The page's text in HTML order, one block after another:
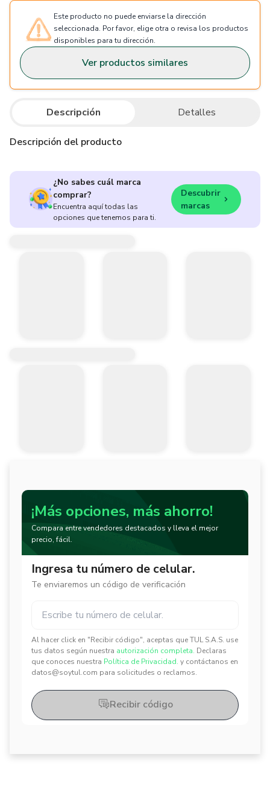
Este producto no puede enviarse la dirección
seleccionada. Por favor, elige otra o revisa los productos
disponibles para tu dirección.
Ver productos similares
Descripción Detalles
Descripción del producto
¿No sabes cuál marca
comprar?
Encuentra aquí todas las
opciones que tenemos para ti.
Descubrir
marcas
¡Más opciones, más ahorro!
Compara entre vendedores destacados y lleva el mejor
precio, fácil.
Ingresa tu número de celular.
Te enviaremos un código de verificación
Al hacer click en "Recibir código", aceptas que TUL S.A.S. use
tus datos según nuestra autorización completa. Declaras
que conoces nuestra Política de Privacidad. y contáctanos en
datos@soytul.com para solicitudes o reclamos.
✕
✕
Recibir código